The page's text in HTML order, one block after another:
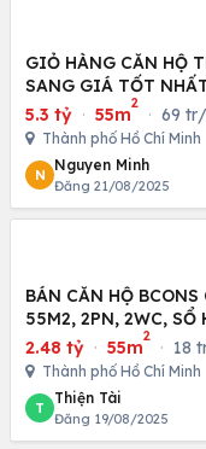
GIỎ HÀNG CĂN HỘ
SANG GIÁ TỐT
TRIỆU/M2
5.3 tỷ · 55m
2
· 69
Thành phố Hồ Chí Minh
N
Nguyen Minh
Đăng 21/08/2025
BÁN CĂN HỘ
55M2, 2PN, 2WC, SỔ
2.48 tỷ · 55m
2
· 18
Thành phố Hồ Chí Minh
T
Thiện Tài
Đăng 19/08/2025